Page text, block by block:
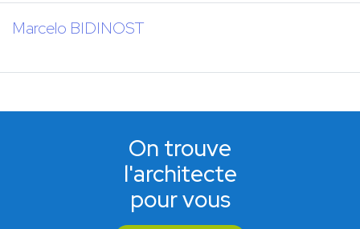
Marcelo BIDINOST
On trouve
l'architecte
pour vous